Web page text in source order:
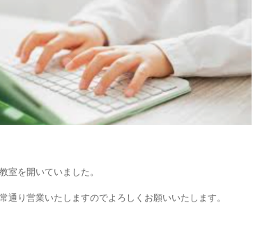
室を開いていました。
通り営業いたしますのでよろしくお願いいたします。